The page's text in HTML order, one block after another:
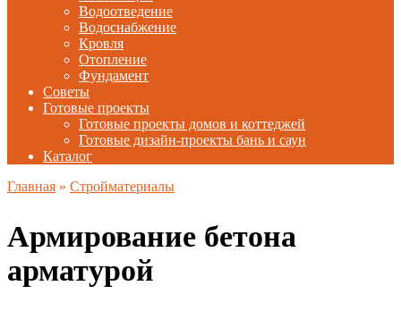
Водоотведение
Водоснабжение
Кровля
Отопление
Фундамент
Советы
Готовые проекты
Готовые проекты домов и коттеджей
Готовые дизайн-проекты бань и саун
Каталог
Главная » Стройматериалы
Армирование бетона
арматурой